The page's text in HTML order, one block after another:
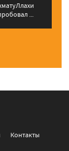
...
Контакты